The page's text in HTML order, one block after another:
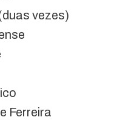
vezes)
Ferreira